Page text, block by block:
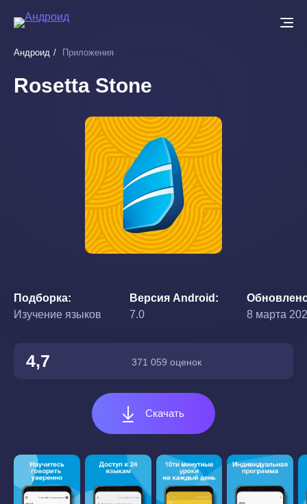
основному
Андроид Приложения
Rosetta Stone
Подборка
Изучение языков
Версия Android
7.0
8 марта
4,7 371 059 оценок
Скачать